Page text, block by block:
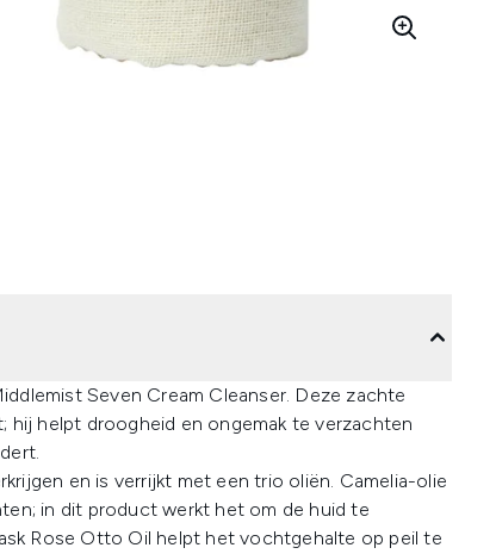
Seven Cream Cleanser. Deze zachte
helpt droogheid en ongemak te verzachten
en is verrijkt met een trio oliën. Camelia-olie
in dit product werkt het om de huid te
Rose Otto Oil helpt het vochtgehalte op peil te